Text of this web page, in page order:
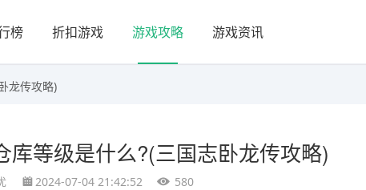
榜 折扣游戏 游戏攻略 游戏资讯
龙传攻略)
库等级是什么?(三国志卧龙传攻略)
2024-07-04 21:42:52 580